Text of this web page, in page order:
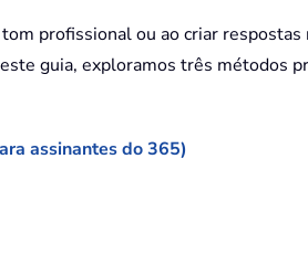
profissional ou ao criar
guia, exploramos três métodos
assinantes do 365)